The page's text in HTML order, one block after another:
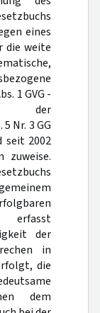
eines
die weite
1 GVG -
der
Nr. 3 GG
seit 2002
zuweise.
erfasst
der
in
die
dem